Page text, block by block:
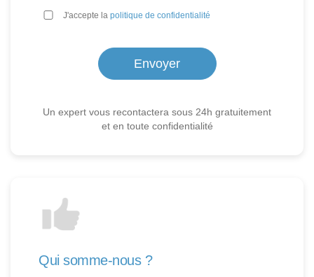
J'accepte la politique de confidentialité
Un expert vous recontactera sous 24h gratuitement
et en toute confidentialité
Qui somme-nous ?